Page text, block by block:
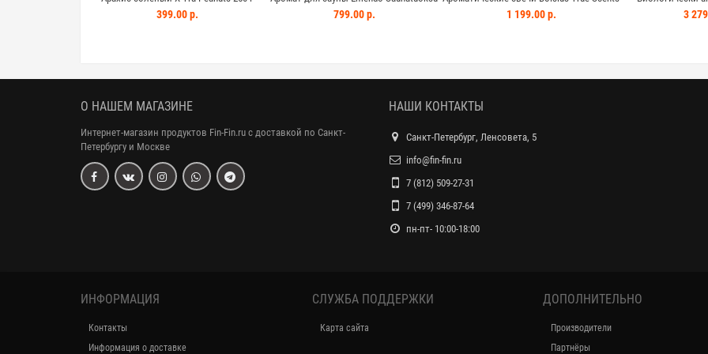
399.00 р.
Sitruuna-menthol 10 мл Лимон-ментол
799.00 р.
ваниль - слоновая кость 8 шт
1 199.00 р.
BEROCCA
3
О НАШЕМ МАГАЗИНЕ
Интернет-магазин продуктов Fin-Fin.ru с доставкой по Санкт-
Петербургу и Москве
НАШИ КОНТАКТЫ
Санкт-Петербург, Ленсовета, 5
info@fin-fin.ru
7 (812) 509-27-31
7 (499) 346-87-64
пн-пт- 10:00-18:00
ИНФОРМАЦИЯ
Контакты
Информация о доставке
СЛУЖБА ПОДДЕРЖКИ
Карта сайта
ДОПОЛНИТЕЛЬНО
Производители
Партнёры